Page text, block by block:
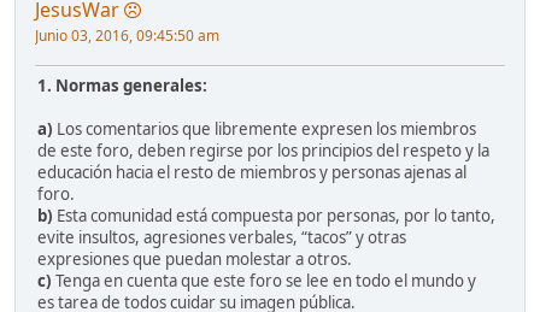
JesusWar
Junio 03, 2016, 09:45:50 am
1. Normas generales:
a) Los comentarios que libremente expresen los miembros
de este foro, deben regirse por los principios del respeto y la
educación hacia el resto de miembros y personas ajenas al
foro.
b) Esta comunidad está compuesta por personas, por lo tanto,
evite insultos, agresiones verbales, “tacos” y otras
expresiones que puedan molestar a otros.
c) Tenga en cuenta que este foro se lee en todo el mundo y
es tarea de todos cuidar su imagen pública.